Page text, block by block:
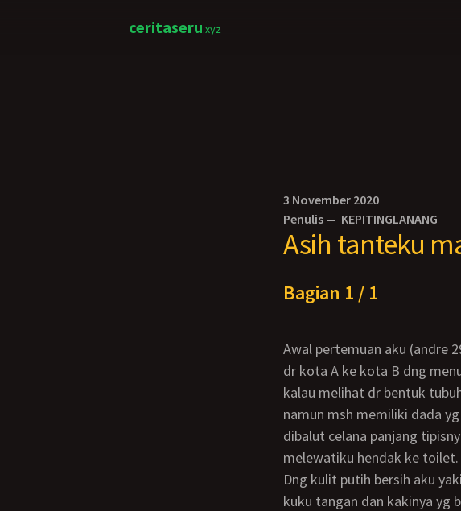
ceritaseru.xyz
3 November 2020
Penulis — KEPITINGLANANG
Asih tanteku
Bagian 1 / 1
Awal pertemuan aku (andre 29 thn) dan tante asih (41 thn) ketika kami seperjalanan
dr kota A ke kota B dng
kalau melihat dr bentuk
namun msh memiliki dada
dibalut celana panjang
melewatiku hendak ke toilet.
dng kulit putih bersih aku yakin tante memang telaten merawat tubuh. itu nampak dr
kuku tangan dan kakinya yg